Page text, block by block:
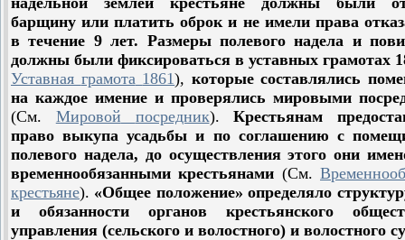
барщину или платить оброк и не имели права
в течение 9 лет. Размеры полевого надела и
должны были фиксироваться в уставных грамотах
Уставная грамота 1861), которые составлялись
на каждое имение и проверялись мировыми
(См. Мировой посредник).
Крестьянам
право выкупа усадьбы и по соглашению с
полевого надела, до осуществления этого они
временнообязанными крестьянами (См.
крестьяне). «Общее положение» определяло
и обязанности органов крестьянского
управления (сельского и волостного) и волостного